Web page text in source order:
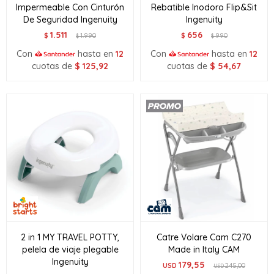
Impermeable Con Cinturón
De Seguridad Ingenuity
$ 1.511 $1.990
Con hasta en 12
cuotas de $ 125,92
Rebatible Inodoro Flip&Sit
Ingenuity
$ 656 $990
Con hasta en 12
cuotas de $ 54,67
2 in 1 MY TRAVEL POTTY,
pelela de viaje plegable
Ingenuity
Catre Volare Cam C270
Made in Italy CAM
USD 179,55 USD245,00